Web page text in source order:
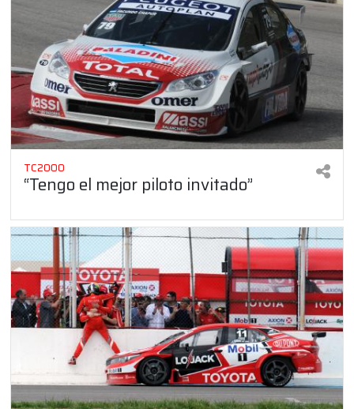
TC2000
“Tengo el mejor piloto invitado”